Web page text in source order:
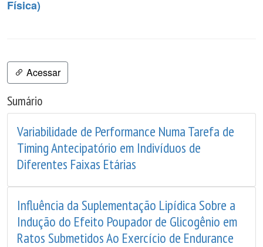
Física)
Acessar
Sumário
Variabilidade de Performance Numa Tarefa de
Timing Antecipatório em Indivíduos de
Diferentes Faixas Etárias
Influência da Suplementação Lipídica Sobre a
Indução do Efeito Poupador de Glicogênio em
Ratos Submetidos Ao Exercício de Endurance